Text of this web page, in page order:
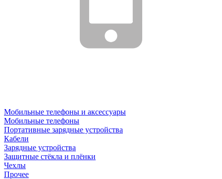
Мобильные телефоны и аксессуары
Мобильные телефоны
Портативные зарядные устройства
Кабели
Зарядные устройства
Защитные стёкла и плёнки
Чехлы
Прочее